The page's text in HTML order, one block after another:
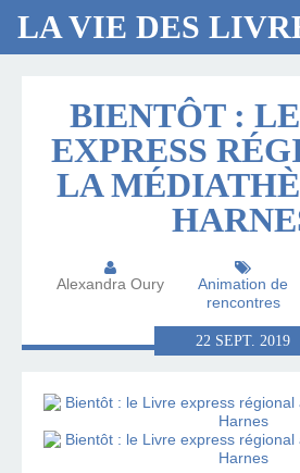
LA VIE DES
BIENTÔT :
EXPRESS
LA
Alexandra Oury
Animation de
rencontres
22 SEPT.2019